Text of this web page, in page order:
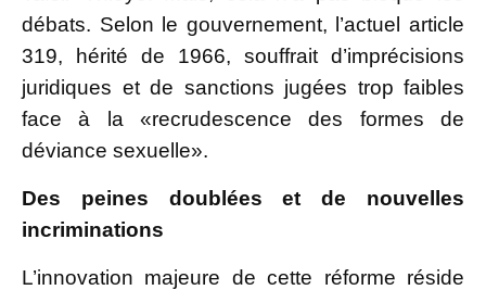
débats. Selon le gouvernement, l’actuel article
319, hérité de 1966, souffrait d’imprécisions
juridiques et de sanctions jugées trop faibles
face à la «recrudescence des formes de
déviance sexuelle».
Des peines doublées et de nouvelles
incriminations
L’innovation majeure de cette réforme réside